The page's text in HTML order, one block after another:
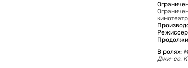
В ролях:
Джи-со,